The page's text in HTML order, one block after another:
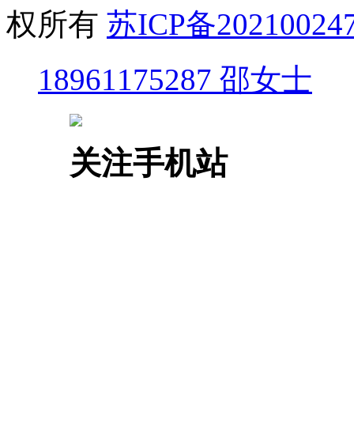
权所有 苏ICP备
18961175287 邵女士
关注手机站